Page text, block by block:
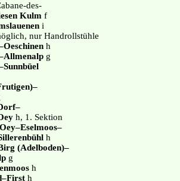
des-
Kulm f
i
nur Handrollstühle
h
g
h, 1. Sektion
h
(Adelboden)–
g
h
h